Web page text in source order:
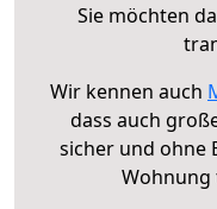
Sie möchten
Wir kennen auch
dass auch
sicher und ohne